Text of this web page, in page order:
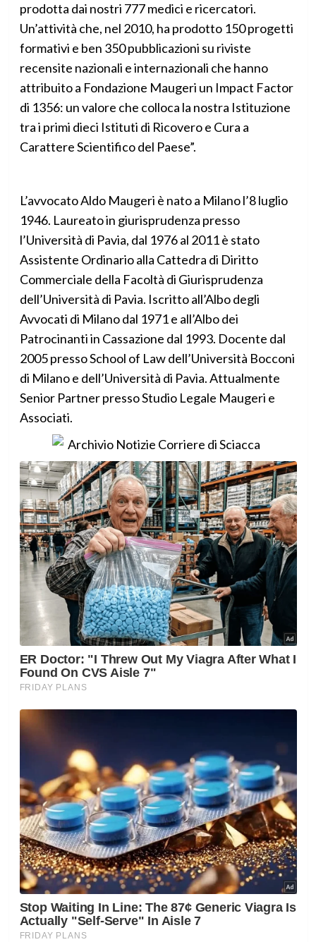
prodotta dai nostri 777 medici e ricercatori.
Un’attività che, nel 2010, ha prodotto 150 progetti
formativi e ben 350 pubblicazioni su riviste
recensite nazionali e internazionali che hanno
attribuito a Fondazione Maugeri un Impact Factor
di 1356: un valore che colloca la nostra Istituzione
tra i primi dieci Istituti di Ricovero e Cura a
Carattere Scientifico del Paese”.
L’avvocato Aldo Maugeri è nato a Milano l’8 luglio
1946. Laureato in giurisprudenza presso
l’Università di Pavia, dal 1976 al 2011 è stato
Assistente Ordinario alla Cattedra di Diritto
Commerciale della Facoltà di Giurisprudenza
dell’Università di Pavia. Iscritto all’Albo degli
Avvocati di Milano dal 1971 e all’Albo dei
Patrocinanti in Cassazione dal 1993. Docente dal
2005 presso School of Law dell’Università Bocconi
di Milano e dell’Università di Pavia. Attualmente
Senior Partner presso Studio Legale Maugeri e
Associati.